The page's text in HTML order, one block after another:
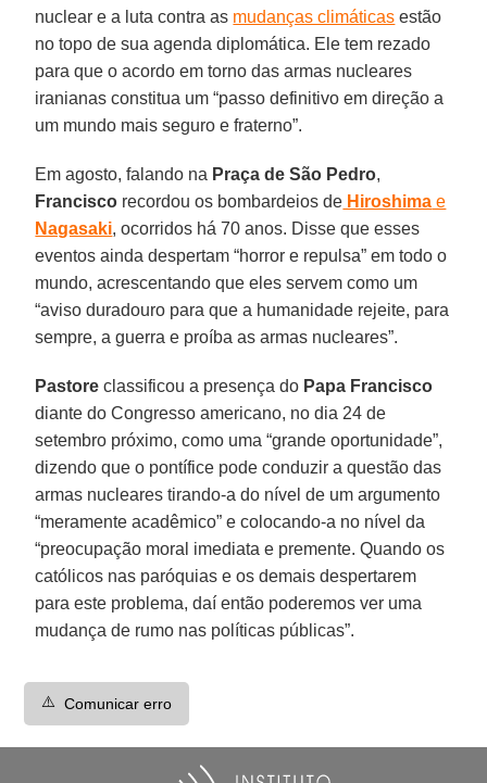
nuclear e a luta contra as mudanças climáticas estão
no topo de sua agenda diplomática. Ele tem rezado
para que o acordo em torno das armas nucleares
iranianas constitua um “passo definitivo em direção a
um mundo mais seguro e fraterno”.
Em agosto, falando na Praça de São Pedro,
Francisco recordou os bombardeios de Hiroshima e
Nagasaki, ocorridos há 70 anos. Disse que esses
eventos ainda despertam “horror e repulsa” em todo o
mundo, acrescentando que eles servem como um
“aviso duradouro para que a humanidade rejeite, para
sempre, a guerra e proíba as armas nucleares”.
Pastore classificou a presença do Papa Francisco
diante do Congresso americano, no dia 24 de
setembro próximo, como uma “grande oportunidade”,
dizendo que o pontífice pode conduzir a questão das
armas nucleares tirando-a do nível de um argumento
“meramente acadêmico” e colocando-a no nível da
“preocupação moral imediata e premente. Quando os
católicos nas paróquias e os demais despertarem
para este problema, daí então poderemos ver uma
mudança de rumo nas políticas públicas”.
⚠️ Comunicar erro